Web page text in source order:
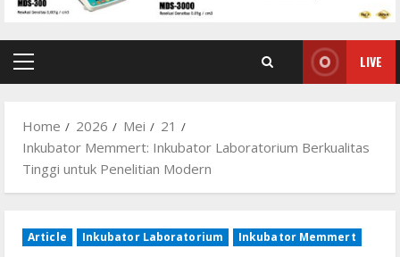
Primary
LIVE
Home 2026 Mei
21
Inkubator Memmert: Inkubator Laboratorium Berkualitas
Tinggi untuk Penelitian Modern
Article Inkubator Laboratorium Inkubator Memmert